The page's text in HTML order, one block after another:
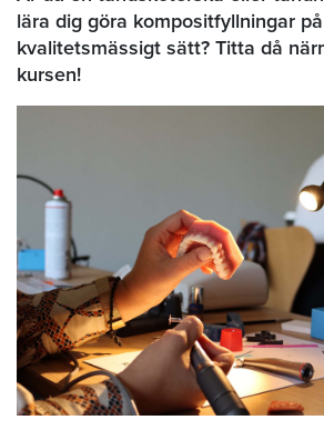
lära dig göra kompositfyllningar
kvalitetsmässigt sätt? Titta då
kursen!